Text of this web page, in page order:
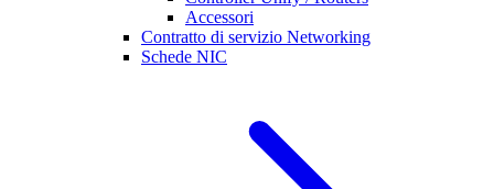
Accessori
Contratto di servizio Networking
Schede NIC